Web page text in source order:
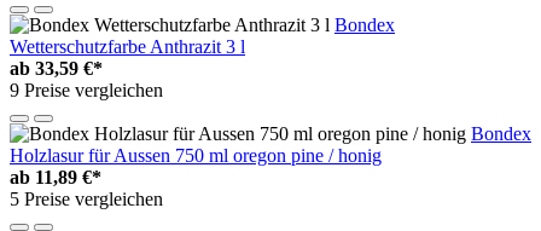
Bondex
Wetterschutzfarbe Anthrazit 3 l
ab 33,59 €*
9 Preise vergleichen
Bondex
Holzlasur für Aussen 750 ml oregon pine / honig
ab 11,89 €*
5 Preise vergleichen